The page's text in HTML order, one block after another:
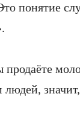
понятие